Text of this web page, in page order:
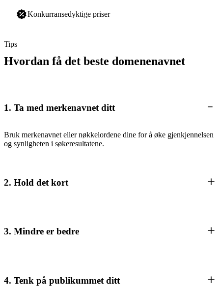
Konkurransedyktige priser
Tips
Hvordan få det beste domenenavnet
1. Ta med merkenavnet ditt
Bruk merkenavnet eller nøkkelordene dine for å øke gjenkjennelsen
og synligheten i søkeresultatene.
2. Hold det kort
3. Mindre er bedre
4. Tenk på publikummet ditt